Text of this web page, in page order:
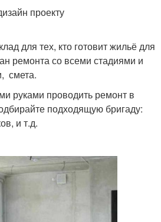
проекту
для тех, кто готовит жильё для
ремонта со всеми стадиями и
смета.
руками проводить ремонт в
подходящую бригаду:
и т.д.